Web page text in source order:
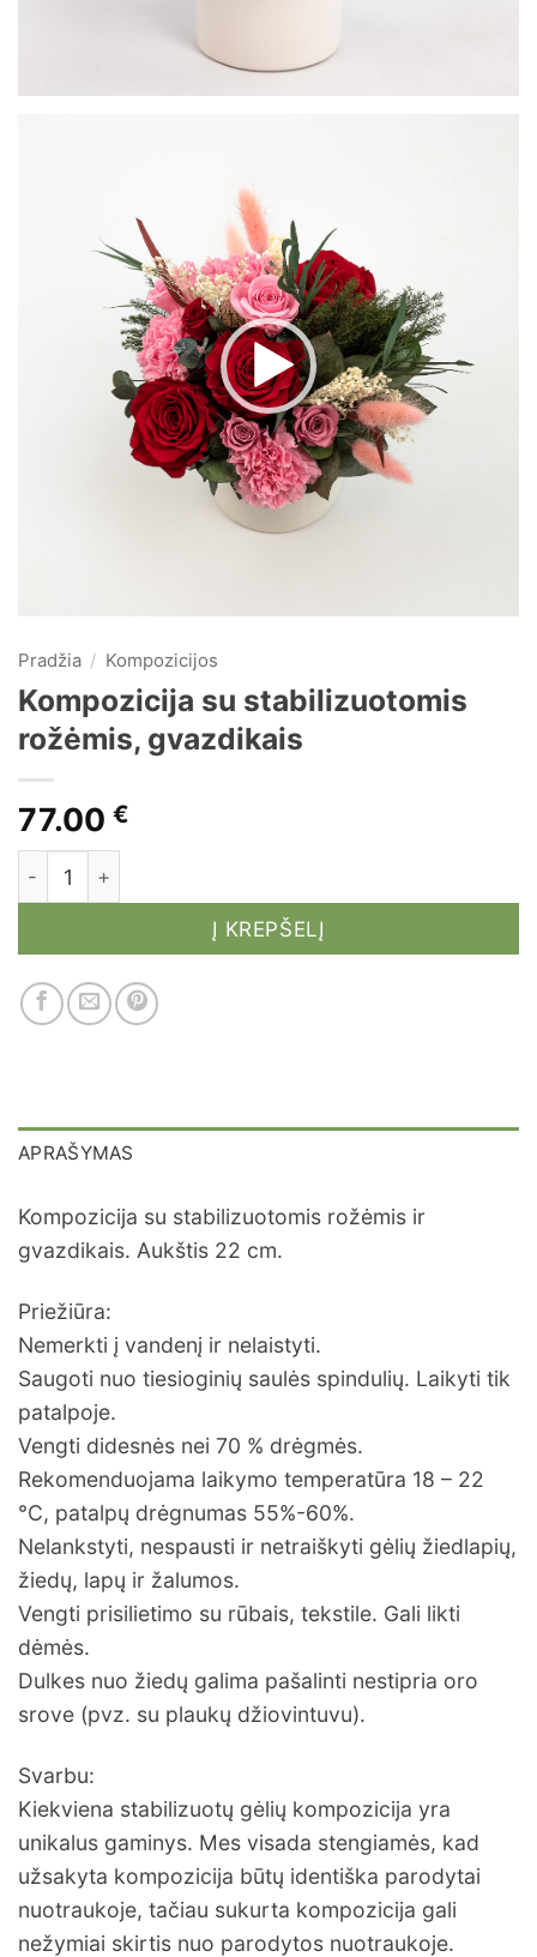
Pradžia / Kompozicijos
Kompozicija su stabilizuotomis
rožėmis, gvazdikais
77.00 €
produkto kiekis: Kompozicija su stabilizuotomis
Į KREPŠELĮ
APRAŠYMAS
Kompozicija su stabilizuotomis rožėmis ir
gvazdikais. Aukštis 22 cm.
Priežiūra:
Nemerkti į vandenį ir nelaistyti.
Saugoti nuo tiesioginių saulės spindulių. Laikyti tik
patalpoje.
Vengti didesnės nei 70 % drėgmės.
Rekomenduojama laikymo temperatūra 18 – 22
°C, patalpų drėgnumas 55%-60%.
Nelankstyti, nespausti ir netraiškyti gėlių žiedlapių,
žiedų, lapų ir žalumos.
Vengti prisilietimo su rūbais, tekstile. Gali likti
dėmės.
Dulkes nuo žiedų galima pašalinti nestipria oro
srove (pvz. su plaukų džiovintuvu).
Svarbu:
Kiekviena stabilizuotų gėlių kompozicija yra
unikalus gaminys. Mes visada stengiamės, kad
užsakyta kompozicija būtų identiška parodytai
nuotraukoje, tačiau sukurta kompozicija gali
nežymiai skirtis nuo parodytos nuotraukoje.